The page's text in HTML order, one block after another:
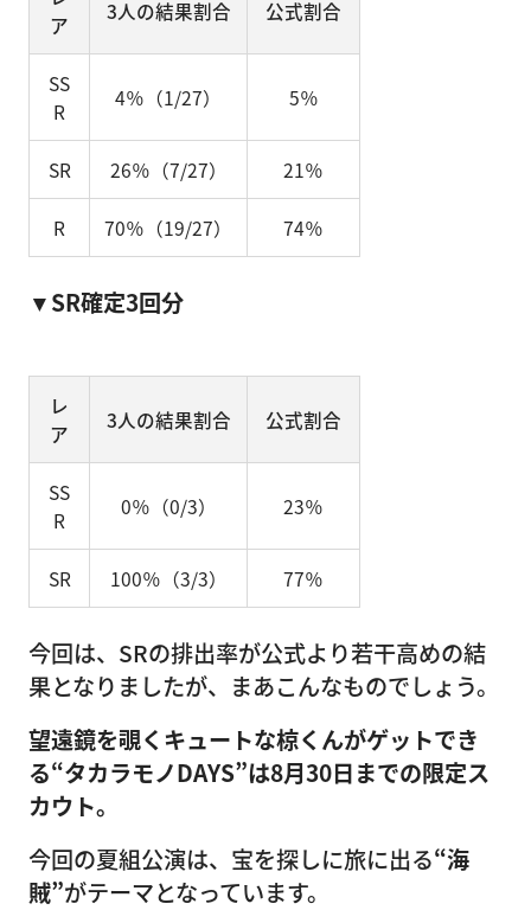
ア
3人の結果割合 公式割合
SS
R
4％（1/27） 5％
SR 26％（7/27） 21％
R 70％（19/27） 74％
▼SR確定3回分
レ
ア
3人の結果割合 公式割合
SS
R
0％（0/3） 23％
SR 100％（3/3） 77％
今回は、SRの排出率が公式より若干高めの結
果となりましたが、まあこんなものでしょう。
望遠鏡を覗くキュートな椋くんがゲットでき
る“タカラモノDAYS”は8月30日までの限定ス
カウト。
今回の夏組公演は、宝を探しに旅に出る“海
賊”がテーマとなっています。